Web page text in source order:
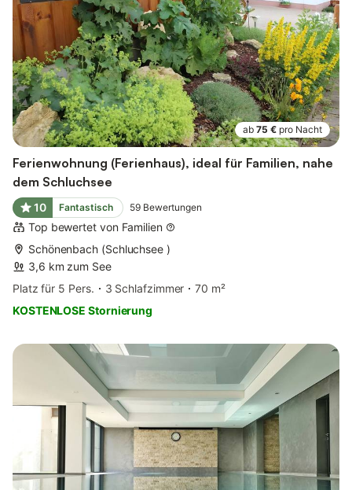
ab 75 € pro Nacht
Ferienwohnung (Ferienhaus), ideal für Familien, nahe
dem Schluchsee
10 Fantastisch 59 Bewertungen
Top bewertet von Familien
Schönenbach (Schluchsee )
3,6 km zum See
Platz für 5 Pers.
3 Schlafzimmer
70 m²
KOSTENLOSE Stornierung